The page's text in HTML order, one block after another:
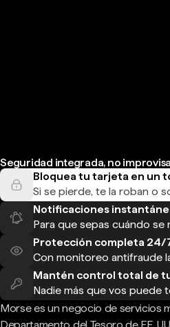
Seguridad integrada, no
Bloquea tu tarjeta en un
Si se pierde, te la roban o
Notificaciones
Para que sepas cuándo se
Protección completa 24/
Con monitoreo antifraude
Mantén control total de
Nadie más que vos puede
Morse es un negocio de servicios
Departamento del Tesoro de EE.